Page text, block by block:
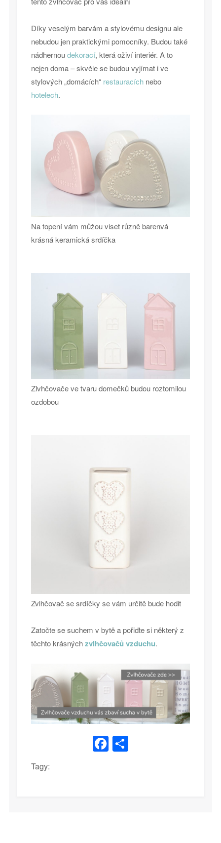
Díky veselým barvám a stylovému designu ale
nebudou jen praktickými pomocníky. Budou také
nádhernoudekorací, která oživí interiér. A to
nejen doma – skvěle se budou vyjímat i ve
stylových „domácích“ restauracíchnebo
hotelech.
Na topení vám můžou viset různě barenvá
krásná keramická srdíčka
Zlvhčovače ve tvaru domečků budou roztomilou
ozdobou
Zvlhčovač se srdíčky se vám určitě bude hodit
Zatočte se suchem v bytě a pořiďte si některý z
těchto krásnýchzvlhčovačů vzduchu.
Facebook
Share
Tagy: